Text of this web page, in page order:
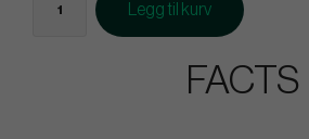
Legg til kurv
FACTS